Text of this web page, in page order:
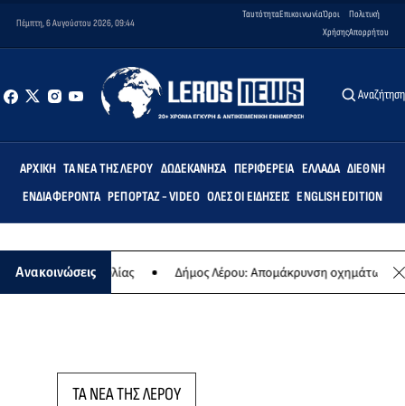
Πέμπτη, 6 Αυγούστου 2026, 09:44
ΤαυτότηταΕπικοινωνίαΌροι
Χρήσης
Πολιτική
Απορρήτου
Αναζήτηση
ΑΡΧΙΚΉ ΤΑ ΝΈΑ ΤΗΣ ΛΈΡΟΥ ΔΩΔΕΚΆΝΗΣΑ ΠΕΡΙΦΈΡΕΙΑ ΕΛΛΆΔΑ ΔΙΕΘΝΉ
ΕΝΔΙΑΦΈΡΟΝΤΑ ΡΕΠΟΡΤΆΖ - VIDEO ΌΛΕΣ ΟΙ ΕΙΔΉΣΕΙΣ ENGLISH EDITION
Ανακοινώσεις
συναυλίας Δήμος Λέρου: Απομάκρυνση οχημάτων και
ΤΑ ΝΕΑ ΤΗΣ ΛΕΡΟΥ